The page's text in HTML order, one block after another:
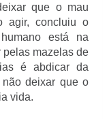
que o mau
agir, concluiu o
está na
mazelas de
é abdicar da
deixar que o
vida.